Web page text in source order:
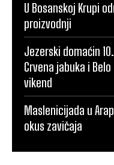
U Bosanskoj Krupi
proizvodnji
Jezerski domaćin
Crvena jabuka i
vikend
Maslenicijada u
okus zavičaja